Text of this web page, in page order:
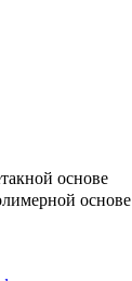
основе
основе